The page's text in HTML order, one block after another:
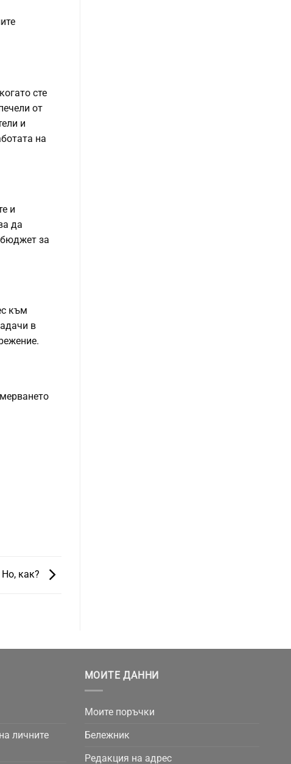
сте
от
и
на
и
да
за
към
в
Но, как?
личните
МОИТЕ ДАННИ
Моите поръчки
Бележник
Редакция на адрес